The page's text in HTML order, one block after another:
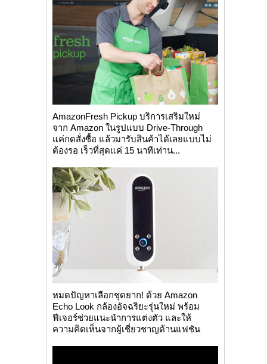
AmazonFresh Pickup บริการเสริมใหม่
จาก Amazon ในรูปแบบ Drive-Through
แค่กดสั่งซื้อ แล้วมารับสินค้าได้เลยแบบไม่
ต้องรอ เร็วที่สุดแค่ 15 นาทีเท่าน...
หมดปัญหาเลือกชุดยาก! ด้วย Amazon
Echo Look กล้องอัจฉริยะรุ่นใหม่ พร้อม
ฟีเจอร์ช่วยแนะนำการแต่งตัว และให้
ความคิดเห็นจากผู้เชี่ยวชาญด้านแฟชัน